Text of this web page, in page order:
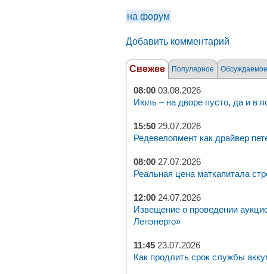
на форум
Добавить комментарий
Свежее Популярное Обсуждаемое
08:00 03.08.2026
Июль – на дворе пусто, да и в
15:50 29.07.2026
Редевелопмент как драйвер
08:00 27.07.2026
Реальная цена маткапитала
12:00 24.07.2026
Извещение о проведении
Ленэнерго»
11:45 23.07.2026
Как продлить срок службы